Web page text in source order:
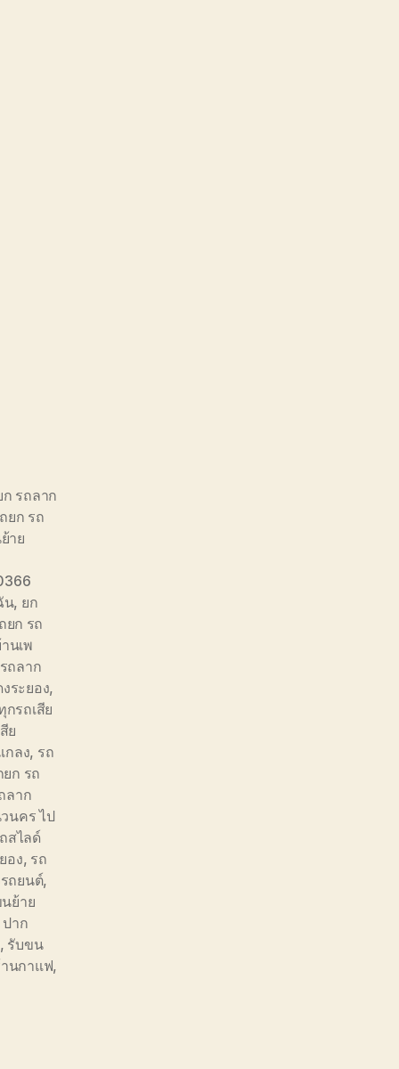
รถลาก
ยก รถ
าย
น, ยก
ยก รถ
นเพ
ถลาก
ระยอง,
กรถเสีย
ย
กลง, รถ
ยก รถ
ลาก
นคร ไป
สไลด์
อง, รถ
ถยนต์,
ย้าย
าก
, รับขน
นกาแฟ,